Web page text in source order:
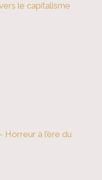
le capitalisme
Horreur à l’ère du